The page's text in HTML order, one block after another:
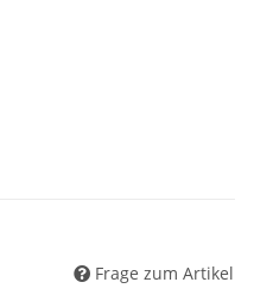
Frage zum Artikel